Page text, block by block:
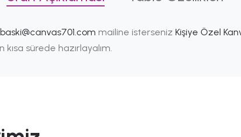
baski@canvas701.com mailine isterseniz Kişiye Özel
sürede hazırlayalım.